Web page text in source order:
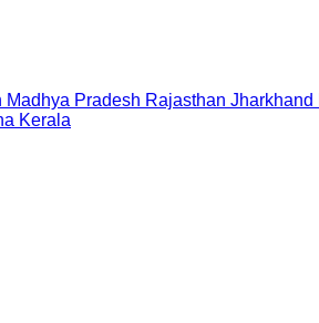
Madhya Pradesh Rajasthan Jharkhand
Kerala